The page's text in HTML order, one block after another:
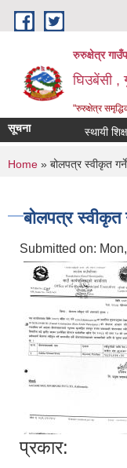
Skip to main content
रुरुक्षेत्र
घिउबेंसी ,
"रुरुक्षेत्र
सूचना स्थायी
You are
Home » बोलपत्र स्वीकृत
बोलपत्र
Submitted on:
प्रकार: